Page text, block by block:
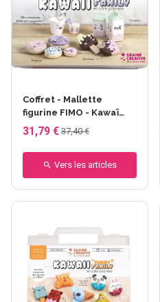
Coffret - Mallette
figurine FIMO - Kawaï
gourmandise
31,79 € 37,40 €
Vers les articles